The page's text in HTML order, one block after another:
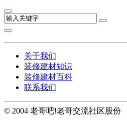
关于我们
装修建材知识
装修建材百科
联系我们
© 2004 老哥吧!老哥交流社区股份